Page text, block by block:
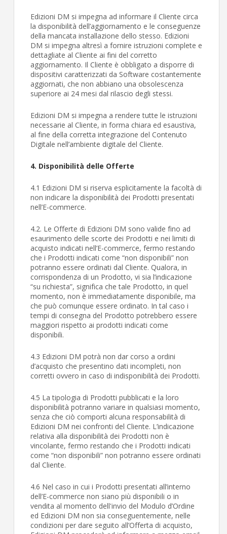
Edizioni DM si impegna ad informare il Cliente circa
la disponibilità dell’aggiornamento e le conseguenze
della mancata installazione dello stesso. Edizioni
DM si impegna altresì a fornire istruzioni complete e
dettagliate al Cliente ai fini del corretto
aggiornamento. Il Cliente è obbligato a disporre di
dispositivi caratterizzati da Software costantemente
aggiornati, che non abbiano una obsolescenza
superiore ai 24 mesi dal rilascio degli stessi.
Edizioni DM si impegna a rendere tutte le istruzioni
necessarie al Cliente, in forma chiara ed esaustiva,
al fine della corretta integrazione del Contenuto
Digitale nell’ambiente digitale del Cliente.
4. Disponibilità delle Offerte
4.1 Edizioni DM si riserva esplicitamente la facoltà di
non indicare la disponibilità dei Prodotti presentati
nell’E-commerce.
4.2. Le Offerte di Edizioni DM sono valide fino ad
esaurimento delle scorte dei Prodotti e nei limiti di
acquisto indicati nell’E-commerce, fermo restando
che i Prodotti indicati come “non disponibili” non
potranno essere ordinati dal Cliente. Qualora, in
corrispondenza di un Prodotto, vi sia l’indicazione
“su richiesta”, significa che tale Prodotto, in quel
momento, non è immediatamente disponibile, ma
che può comunque essere ordinato. In tal caso i
tempi di consegna del Prodotto potrebbero essere
maggiori rispetto ai prodotti indicati come
disponibili.
4.3 Edizioni DM potrà non dar corso a ordini
d’acquisto che presentino dati incompleti, non
corretti ovvero in caso di indisponibilità dei Prodotti.
4.5 La tipologia di Prodotti pubblicati e la loro
disponibilità potranno variare in qualsiasi momento,
senza che ciò comporti alcuna responsabilità di
Edizioni DM nei confronti del Cliente. L’indicazione
relativa alla disponibilità dei Prodotti non è
vincolante, fermo restando che i Prodotti indicati
come “non disponibili” non potranno essere ordinati
dal Cliente.
4.6 Nel caso in cui i Prodotti presentati all’interno
dell’E-commerce non siano più disponibili o in
vendita al momento dell'invio del Modulo d’Ordine
ed Edizioni DM non sia conseguentemente, nelle
condizioni per dare seguito all’Offerta di acquisto,